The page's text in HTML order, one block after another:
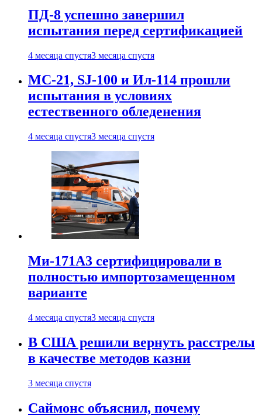
ПД-8 успешно завершил
испытания перед сертификацией
4 месяца спустя3 месяца спустя
МС-21, SJ-100 и Ил-114 прошли
испытания в условиях
естественного обледенения
4 месяца спустя3 месяца спустя
Ми-171А3 сертифицировали в
полностью импортозамещенном
варианте
4 месяца спустя3 месяца спустя
В США решили вернуть расстрелы
в качестве методов казни
3 месяца спустя
Саймонс объяснил, почему